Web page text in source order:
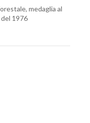
medaglia al
1976